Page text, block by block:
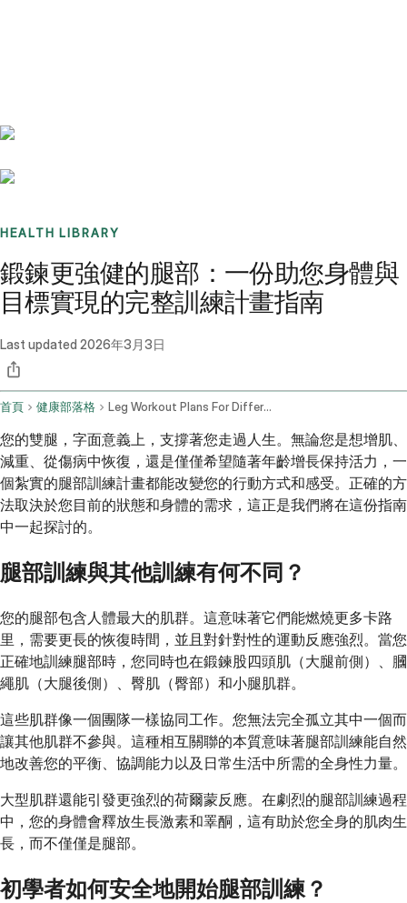
HEALTH LIBRARY
鍛鍊更強健的腿部：一份助您身體與
目標實現的完整訓練計畫指南
Last updated 2026年3月3日
首頁 健康部落格 Leg Workout Plans For Different Fitness Goals And Health Conditions
您的雙腿，字面意義上，支撐著您走過人生。無論您是想增肌、
減重、從傷病中恢復，還是僅僅希望隨著年齡增長保持活力，一
個紮實的腿部訓練計畫都能改變您的行動方式和感受。正確的方
法取決於您目前的狀態和身體的需求，這正是我們將在這份指南
中一起探討的。
腿部訓練與其他訓練有何不同？
您的腿部包含人體最大的肌群。這意味著它們能燃燒更多卡路
里，需要更長的恢復時間，並且對針對性的運動反應強烈。當您
正確地訓練腿部時，您同時也在鍛鍊股四頭肌（大腿前側）、膕
繩肌（大腿後側）、臀肌（臀部）和小腿肌群。
這些肌群像一個團隊一樣協同工作。您無法完全孤立其中一個而
讓其他肌群不參與。這種相互關聯的本質意味著腿部訓練能自然
地改善您的平衡、協調能力以及日常生活中所需的全身性力量。
大型肌群還能引發更強烈的荷爾蒙反應。在劇烈的腿部訓練過程
中，您的身體會釋放生長激素和睪酮，這有助於您全身的肌肉生
長，而不僅僅是腿部。
初學者如何安全地開始腿部訓練？